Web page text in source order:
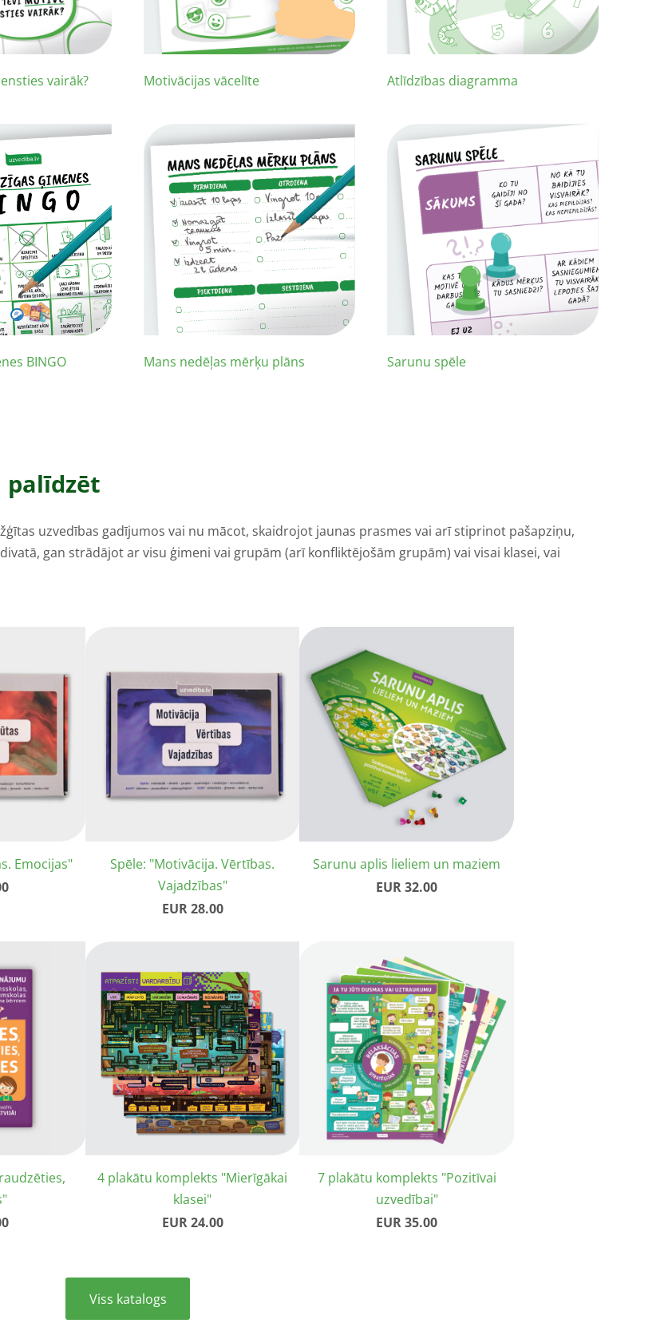
vairāk? Motivācijas vācelīte Atlīdzības diagramma
BINGO Mans nedēļas mērķu plāns Sarunu spēle
palīdzēt
uzvedības gadījumos vai nu mācot, skaidrojot jaunas prasmes vai arī stiprinot pašapziņu,
gan strādājot ar visu ģimeni vai grupām (arī konfliktējošām grupām) vai visai klasei, vai
Emocijas"
Spēle: "Motivācija. Vērtības.
Vajadzības"
EUR 28.00
Sarunu aplis lieliem un maziem
EUR 32.00
4 plakātu komplekts "Mierīgākai
klasei"
EUR 24.00
7 plakātu komplekts "Pozitīvai
uzvedībai"
EUR 35.00
​Viss katalogs​